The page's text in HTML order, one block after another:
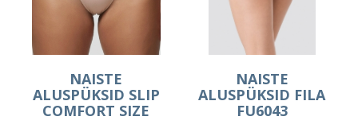
NAISTE
ALUSPÜKSID SLIP
COMFORT SIZE
NAISTE
ALUSPÜKSID FILA
FU6043